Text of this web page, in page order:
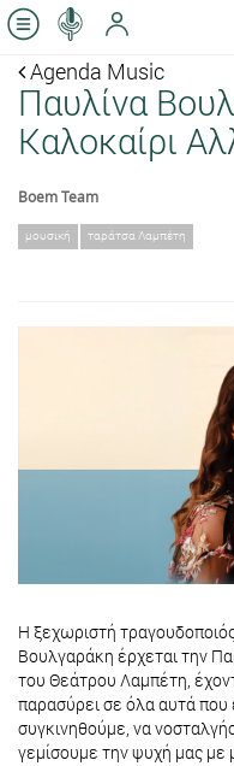
Agenda Music
Παυλίνα
Καλοκαίρι
Boem Team
μουσική ταράτσα Λαμπέτη
Η ξεχωριστή
Βουλγαράκη έρχεται την
του Θεάτρου Λαμπέτη,
παρασύρει σε όλα αυτά που
συγκινηθούμε, να
γεμίσουμε την ψυχή μας με